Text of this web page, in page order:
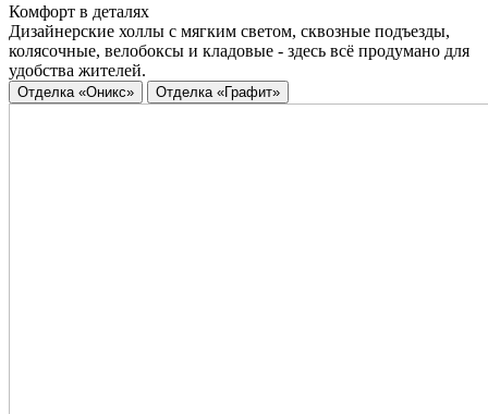
Комфорт в деталях
Дизайнерские холлы с мягким светом, сквозные подъезды,
колясочные, велобоксы и кладовые - здесь всё продумано для
удобства жителей.
Отделка «Оникс» Отделка «Графит»